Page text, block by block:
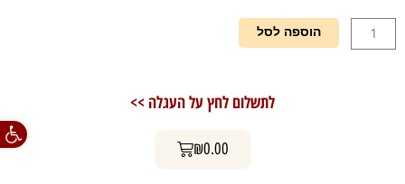
פתח
כמות
של
הוספה לסל
לתשלום לחץ על העגלה >>
₪0.00 עגלת קניות